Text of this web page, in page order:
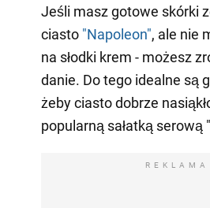
Jeśli masz gotowe skórki
ciasto "Napoleon", ale nie
na słodki krem - możesz
danie. Do tego idealne są
żeby ciasto dobrze
popularną sałatką serową
REKLAMA